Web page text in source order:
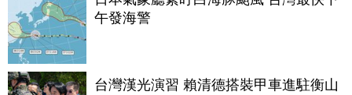
午發海警
台灣漢光演習 賴清德搭裝甲車進駐衡山